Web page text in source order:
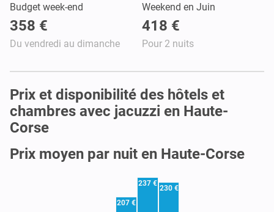
Budget week-end
358 €
Du vendredi au dimanche
Weekend en Juin
418 €
Pour 2 nuits
Prix et disponibilité des hôtels et
chambres avec jacuzzi en Haute-
Corse
Prix moyen par nuit en Haute-Corse
207 €
237 €
230 €